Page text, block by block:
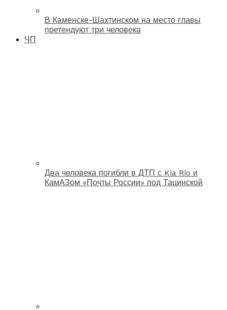
В Каменске-Шахтинском на место главы
претендуют три человека
ЧП
Два человека погибли в ДТП с Kia Rio и
КамАЗом «Почты России» под Тацинской